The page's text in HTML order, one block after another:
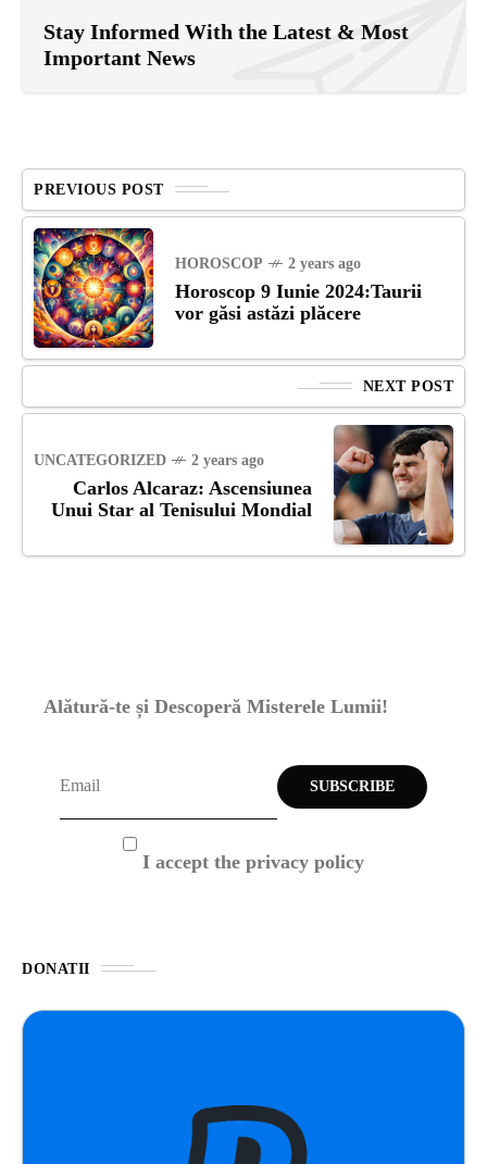
Stay Informed With the Latest & Most
Important News
PREVIOUS POST
HOROSCOP 2 years ago
Horoscop 9 Iunie 2024:Taurii
vor găsi astăzi plăcere
NEXT POST
UNCATEGORIZED 2 years ago
Carlos Alcaraz: Ascensiunea
Unui Star al Tenisului Mondial
Alătură-te și Descoperă Misterele Lumii!
I accept the privacy policy
DONATII